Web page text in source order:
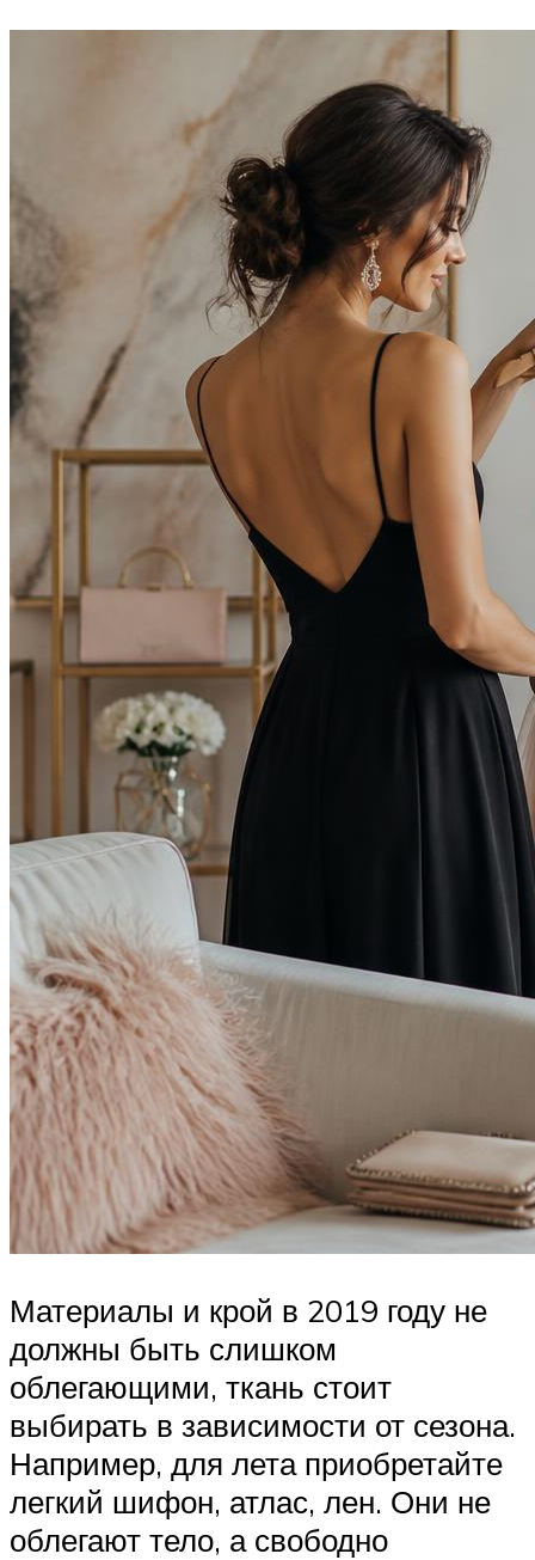
Материалы и крой в 2019 году не
должны быть слишком
облегающими, ткань стоит
выбирать в зависимости от сезона.
Например, для лета приобретайте
легкий шифон, атлас, лен. Они не
облегают тело, а свободно